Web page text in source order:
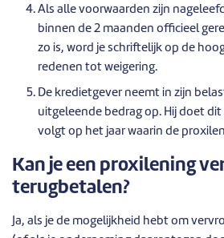
Als alle voorwaarden zijn
binnen de 2 maanden officieel
zo is, word je schriftelijk op de
redenen tot weigering.
De kredietgever neemt in zijn
uitgeleende bedrag op. Hij doet
volgt op het jaar waarin de
Kan je een proxilening
terugbetalen?
Ja, als je de mogelijkheid hebt om